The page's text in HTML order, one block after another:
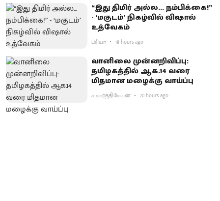
“இது திமிர் அல்ல... நம்பிக்கை!”
- ‘மகுடம்’ நிகழ்வில் விஷால்
உத்வேகம்
ப்ரியா 18 hours ago
வானிலை முன்னறிவிப்பு:
தமிழகத்தில் ஆக.14 வரை
மிதமான மழைக்கு வாய்ப்பு
ச.கார்த்திகேயன் 20 hours ago